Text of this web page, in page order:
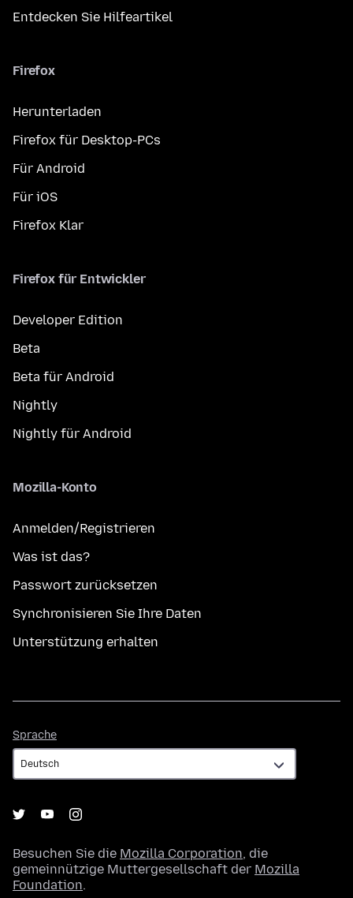
Entdecken Sie Hilfeartikel
Firefox
Herunterladen
Firefox für Desktop-PCs
Für Android
Für iOS
Firefox Klar
Firefox für Entwickler
Developer Edition
Beta
Beta für Android
Nightly
Nightly für Android
Mozilla-Konto
Anmelden/Registrieren
Was ist das?
Passwort zurücksetzen
Synchronisieren Sie Ihre Daten
Unterstützung erhalten
Sprache
Besuchen Sie die Mozilla Corporation, die
gemeinnützige Muttergesellschaft der Mozilla
Foundation.